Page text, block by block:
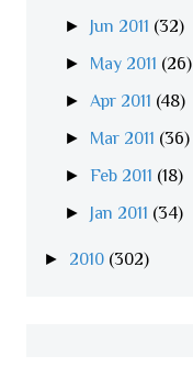
► Jun 2011 (32)
► May 2011 (26)
► Apr 2011 (48)
► Mar 2011 (36)
►Feb 2011 (18)
► Jan 2011 (34)
► 2010 (302)